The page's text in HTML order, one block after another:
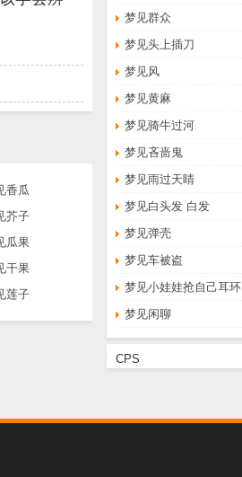
梦见群众
梦见头上插刀
梦见风
梦见黄麻
梦见骑牛过河
梦见吝啬鬼
梦见雨过天睛
梦见白头发 白发
梦见弹壳
梦见车被盗
梦见小娃娃抢自己耳环
梦见闲聊
CPS
香瓜
芥子
瓜果
干果
莲子